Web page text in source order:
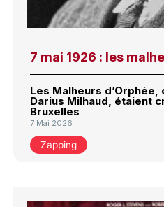
7 mai 1926 : les
Les Malheurs
Darius Milhaud, étaient
Bruxelles
7 Mai 2026
Zapping